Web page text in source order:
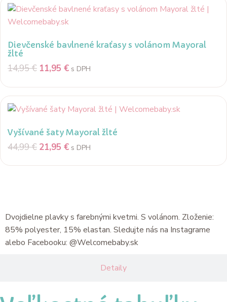
Dievčenské bavlnené kraťasy s volánom Mayoral
žlté
14,95€ 11,95 € s DPH
Vyšívané šaty Mayoral žlté
44,99€ 21,95 € s DPH
Detaily
Dvojdielne plavky s farebnými kvetmi. S volánom. Zloženie:
85% polyester, 15% elastan. Sledujte nás na Instagrame
alebo Facebooku: @Welcomebaby.sk